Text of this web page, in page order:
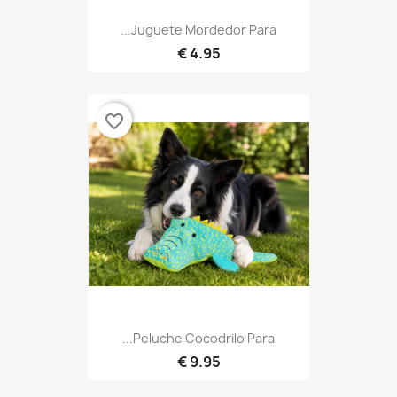
Juguete Mordedor Para...
4.95 €
Peluche Cocodrilo Para...
9.95 €
favorite_border